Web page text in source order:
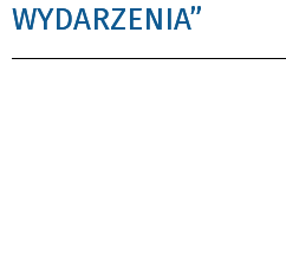
WYDARZENIA”